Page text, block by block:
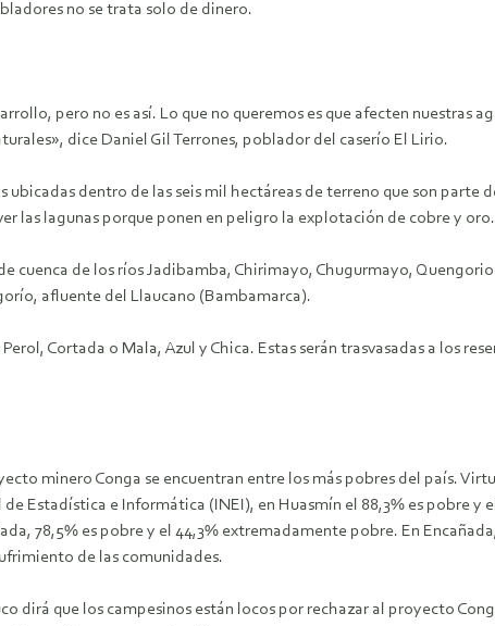
no se trata solo de dinero.
pero no es así. Lo que no queremos es que afecten nuestras
dice Daniel Gil Terrones, poblador del caserío El Lirio.
dentro de las seis mil hectáreas de terreno que son parte
las lagunas porque ponen en peligro la explotación de cobre y oro.
cuenca de los ríos Jadibamba, Chirimayo, Chugurmayo,
afluente del Llaucano (Bambamarca).
Cortada o Mala, Azul y Chica. Estas serán trasvasadas a los
minero Conga se encuentran entre los más pobres del país.
Estadística e Informática (INEI), en Huasmín el 88,3% es pobre y
78,5% es pobre y el 44,3% extremadamente pobre. En
de las comunidades.
dirá que los campesinos están locos por rechazar al proyecto